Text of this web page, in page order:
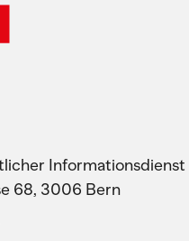
Informationsdienst
68, 3006 Bern